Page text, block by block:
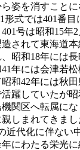
姿を消すことに
形式では401番目
号は昭和15年
されて東海道
昭和18年には
年には会津若
和42年には秋
躍していたが昭
関区へ転属に
しまれてきま
近代化に伴ない
にわたる栄光